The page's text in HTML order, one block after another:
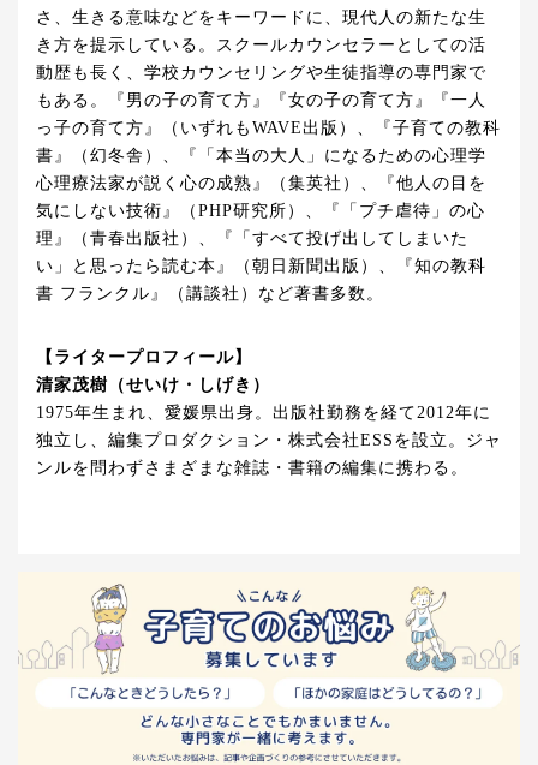
さ、生きる意味などをキーワードに、現代人の新たな生
き方を提示している。スクールカウンセラーとしての活
動歴も長く、学校カウンセリングや生徒指導の専門家で
もある。『男の子の育て方』『女の子の育て方』『一人
っ子の育て方』（いずれもWAVE出版）、『子育ての教科
書』（幻冬舎）、『「本当の大人」になるための心理学
心理療法家が説く心の成熟』（集英社）、『他人の目を
気にしない技術』（PHP研究所）、『「プチ虐待」の心
理』（青春出版社）、『「すべて投げ出してしまいた
い」と思ったら読む本』（朝日新聞出版）、『知の教科
書 フランクル』（講談社）など著書多数。
【ライタープロフィール】
清家茂樹（せいけ・しげき）
1975年生まれ、愛媛県出身。出版社勤務を経て2012年に
独立し、編集プロダクション・株式会社ESSを設立。ジャ
ンルを問わずさまざまな雑誌・書籍の編集に携わる。